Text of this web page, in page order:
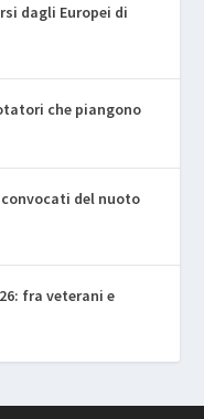
dagli Europei di
che piangono
del nuoto
fra veterani e